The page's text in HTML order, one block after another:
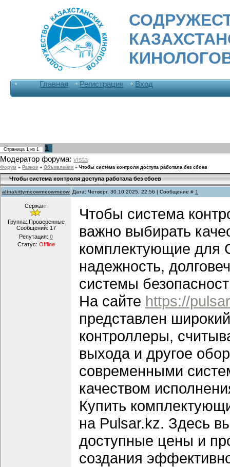
Главная Регистрация Вход
Страница 1 из 1
1
Модератор форума: vista
Форум » Разное » Объявления » Чтобы система контроля доступа работала без сбоев
Чтобы система контроля доступа работала без сбоев
alinakittymeowmeowmeow Дата: Четверг, 30.10.2025, 22:56 | Сообщение # 1
Сержант
Группа: Проверенные
Сообщений: 17
Репутация: 0
Статус: Offline
Чтобы система
важно выбирать
комплектующие для
надежность,
системы
На сайте https://
представлен
контроллеры,
выхода и другое
современными
качеством
Купить
на Pulsar.kz. Здесь
доступные цены и
создания